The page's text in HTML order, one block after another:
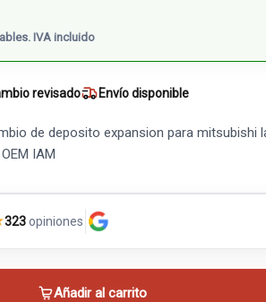
IVA incluido
revisado Envío disponible
de deposito expansion para mitsubishi
IAM
323opiniones
Añadir al carrito